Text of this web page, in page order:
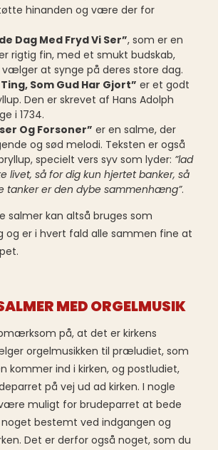
hinanden og være der for
Dag Med Fryd Vi Ser”, som er en
rigtig fin, med et smukt budskab,
at synge på deres store dag.
Som Gud Har Gjort” er et godt
Den er skrevet af Hans Adolph
i 1734.
Og Forsoner” er en salme, der
og sød melodi. Teksten er også
specielt vers syv som lyder: ”lad
livet, så for dig kun hjertet banker, så
tanker er den dybe sammenhæng”.
salmer kan altså bruges som
og er i hvert fald alle sammen fine at
MED ORGELMUSIK
på, at det er kirkens
orgelmusikken til præludiet, som
kommer ind i kirken, og postludiet,
på vej ud ad kirken. I nogle
muligt for brudeparret at bede
bestemt ved indgangen og
Det er derfor også noget, som du